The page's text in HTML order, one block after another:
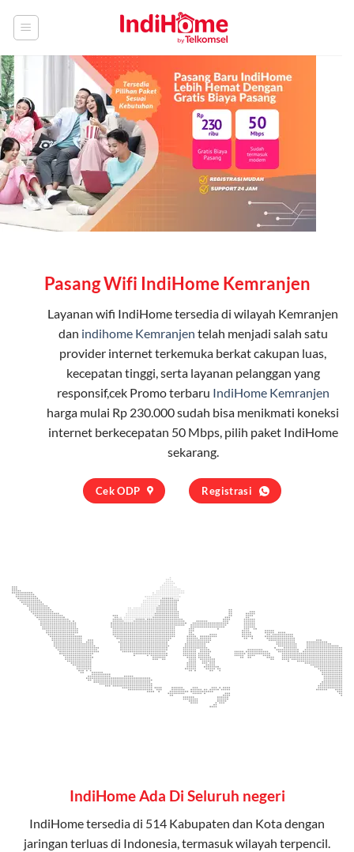
Pasang Wifi IndiHome Kemranjen
Layanan wifi IndiHometersedia di wilayah Kemranjen
dan indihome Kemranjen telah menjadi salah satu
provider internet terkemuka berkat cakupan luas,
kecepatan tinggi, serta layanan pelanggan yang
responsif,cek Promo terbaru IndiHome Kemranjen
harga mulai Rp 230.000 sudah bisa menikmati koneksi
internet berkecepatan 50 Mbps, pilih paket IndiHome
sekarang.
Cek ODP Registrasi
IndiHome Ada Di Seluruh negeri
IndiHome tersedia di 514 Kabupaten dan Kota dengan
jaringan terluas di Indonesia, termasuk wilayah terpencil.